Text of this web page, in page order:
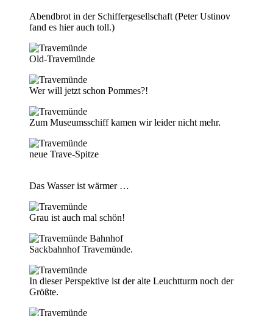
Abendbrot in der Schiffergesellschaft (Peter Ustinov
fand es hier auch toll.)
Old-Travemünde
Wer will jetzt schon Pommes?!
Zum Museumsschiff kamen wir leider nicht mehr.
neue Trave-Spitze
Das Wasser ist wärmer …
Grau ist auch mal schön!
Sackbahnhof Travemünde.
In dieser Perspektive ist der alte Leuchtturm noch der
Größte.